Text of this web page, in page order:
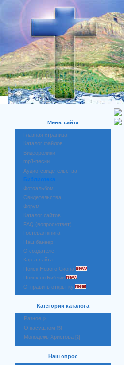
Меню сайта
Главная страница
Каталог файлов
Видеоролики
mp3-песни
Аудио-свидетельства
Библиотека
Фотоальбом
Свидетельства
Форум
Каталог сайтов
FAQ (вопрос/ответ)
Гостевая книга
Наш баннер
О создателе
Карта сайта
Поиск Нового Сиона
Поиск по Библии
Отправить открытку
Категории каталога
Разное [8]
О насущном [5]
Молодежь Христова [2]
Наш опрос